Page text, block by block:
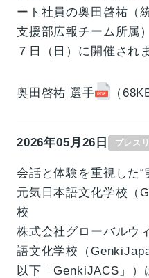
ート社員の奥田啓祐（
支援部広報チーム所属
７日（日）に開催され
奥田啓祐 選手 （
2026年05月26日 プレス
会話と体験を重視した
元気日本語文化学校（
校
株式会社グローバルウ
語文化学校（
以下「GenkiJACS」）